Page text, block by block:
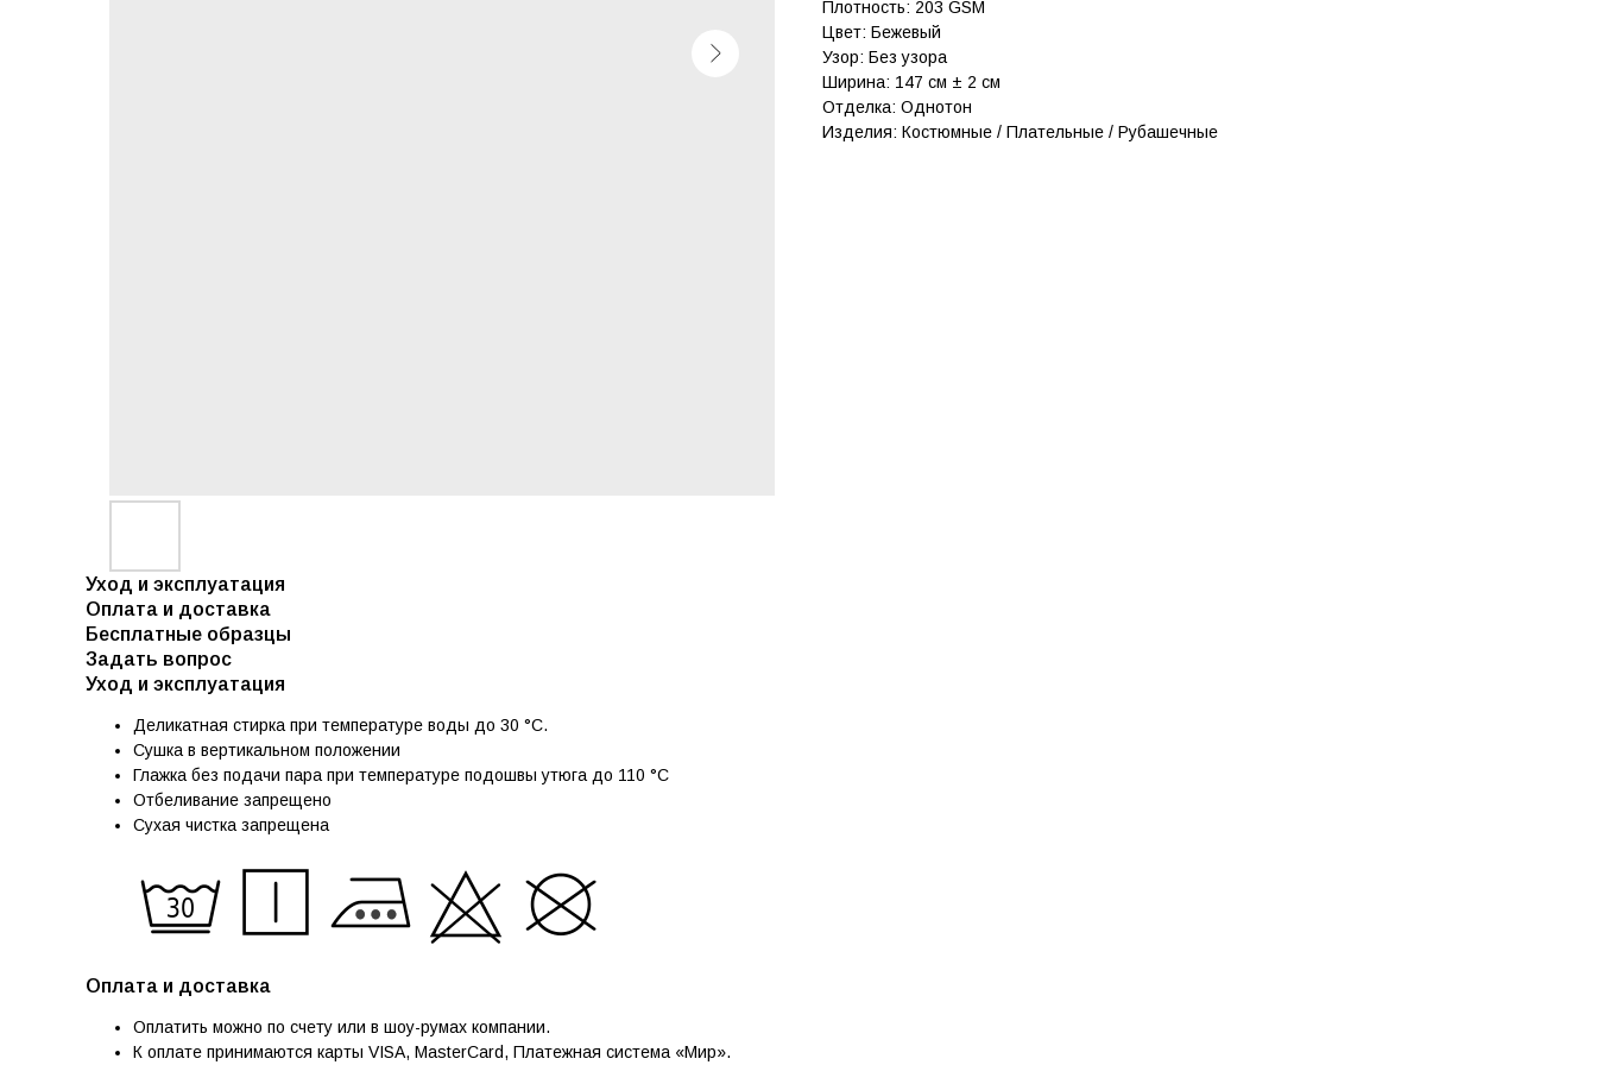
Плотность: 203 GSM
Цвет: Бежевый
Узор: Без узора
Ширина: 147 см ± 2 см
Отделка: Однотон
Изделия: Костюмные / Плательные / Рубашечные
Уход и эксплуатация
Оплата и доставка
Бесплатные образцы
Задать вопрос
Уход и эксплуатация
Деликатная стирка при температуре воды до 30 °C.
Сушка в вертикальном положении
Глажка без подачи пара при температуре подошвы утюга до 110 °C
Отбеливание запрещено
Сухая чистка запрещена
Оплата и доставка
Оплатить можно по счету или в шоу-румах компании.
К оплате принимаются карты VISA, MasterCard, Платежная система «Мир».